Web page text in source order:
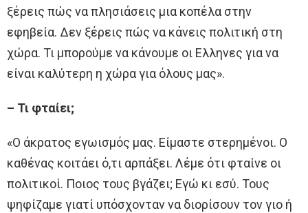
ξέρεις πώς να πλησιάσεις μια κοπέλα στην
εφηβεία. Δεν ξέρεις πώς να κάνεις πολιτική στη
χώρα. Τι μπορούμε να κάνουμε οι Ελληνες για να
είναι καλύτερη η χώρα για όλους μας».
– Τι φταίει;
«Ο άκρατος εγωισμός μας. Είμαστε στερημένοι. Ο
καθένας κοιτάει ό,τι αρπάξει. Λέμε ότι φταίνε οι
πολιτικοί. Ποιος τους βγάζει; Εγώ κι εσύ. Τους
ψηφίζαμε γιατί υπόσχονταν να διορίσουν τον γιο ή